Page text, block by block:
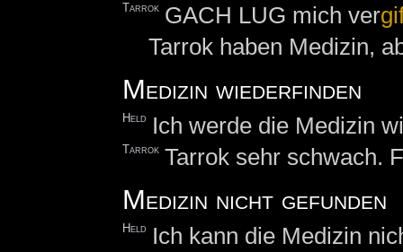
Tarrok GACH LUG mich ver
Tarrok haben Medizin,
Medizin wiederfinden
Held Ich werde die Medizin
Tarrok Tarrok sehr schwach.
Medizin nicht gefunden
Held Ich kann die Medizin